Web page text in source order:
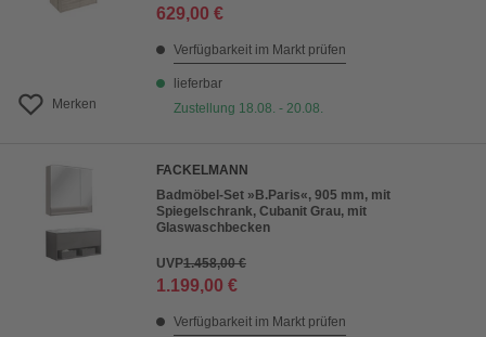
Merken
629,00 €
Verfügbarkeit im Markt prüfen
lieferbar
Zustellung 18.08. - 20.08.
FACKELMANN
Badmöbel-Set »B.Paris«, 905 mm, mit
Spiegelschrank, Cubanit Grau, mit
Glaswaschbecken
UVP1.458,00 €
1.199,00 €
Verfügbarkeit im Markt prüfen